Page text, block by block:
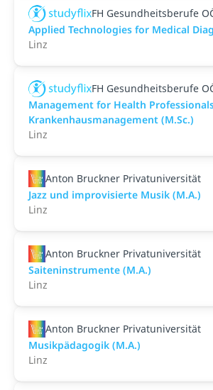
FH Gesundheitsberufe
Applied Technologies for Medical
Linz
FH Gesundheitsberufe
Management for Health
Krankenhausmanagement (M.Sc.)
Linz
Anton Bruckner Privatuniversität
Jazz und improvisierte Musik (M.A.)
Linz
Anton Bruckner Privatuniversität
Saiteninstrumente (M.A.)
Linz
Anton Bruckner Privatuniversität
Musikpädagogik (M.A.)
Linz